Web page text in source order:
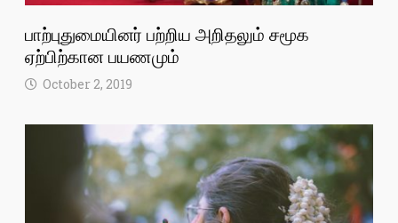
பாற்புதுமையினர் பற்றிய அறிதலும் சமூக
ஏற்பிற்கான பயணமும்
October 2, 2019